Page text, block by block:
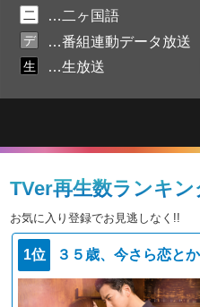
二 …二ヶ国語
デ …番組連動データ放送
生 …生放送
TVer再生数ランキン
お気に入り登録でお見逃しなく!!
1位